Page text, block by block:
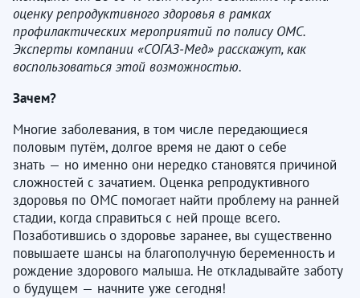
оценку репродуктивного здоровья в рамках
профилактических мероприятий по полису ОМС.
Эксперты компании «СОГАЗ‑Мед» расскажут, как
воспользоваться этой возможностью.
Зачем?
Многие заболевания, в том числе передающиеся
половым путём, долгое время не дают о себе
знать — но именно они нередко становятся причиной
сложностей с зачатием. Оценка репродуктивного
здоровья по ОМС помогает найти проблему на ранней
стадии, когда справиться с ней проще всего.
Позаботившись о здоровье заранее, вы существенно
повышаете шансы на благополучную беременность и
рождение здорового малыша. Не откладывайте заботу
о будущем — начните уже сегодня!